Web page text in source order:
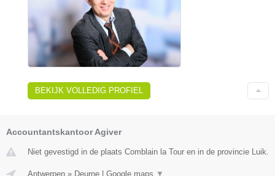
BEKIJK VOLLEDIG PROFIEL
Accountantskantoor Agiver
Niet gevestigd in de plaats Comblain la Tour en in de provincie Luik.
Antwerpen » Deurne | Google maps ▼